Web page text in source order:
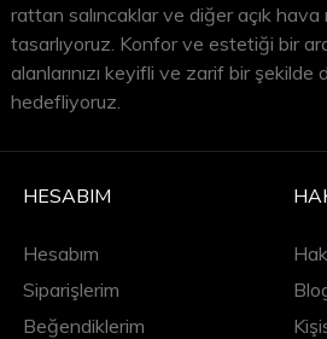
rattan salıncaklar ve diğer açık hava
tasarlıyoruz. Konfor ve estetiği bir
alanlarınızı keyifli ve zarif bir şekilde
hedefliyoruz.
HESABIM
Hesabım
Siparişlerim
Beğendiklerim